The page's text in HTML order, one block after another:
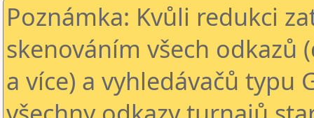
Poznámka: Kvůli redukci
skenováním všech odkazů
a více) a vyhledávačů typu